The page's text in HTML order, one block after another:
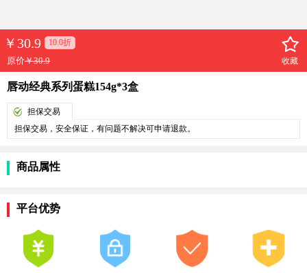
￥ 30.9 10.0折
原价￥30.9 收藏
唇动经典系列蛋糕154g*3盒
担保交易
担保交易，安全保证，有问题不解决可申请退款。
商品属性
平台优势